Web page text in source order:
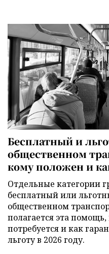
Бесплатный и
общественном
кому положен и
Отдельные категории
бесплатный или
общественном
полагается эта
потребуется и как
льготу в 2026 году.